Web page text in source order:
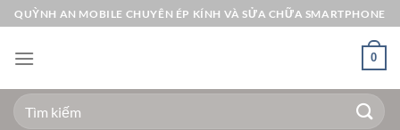
Bỏ
qua
nội
QUỲNH AN MOBILE CHUYÊN ÉP KÍNH VÀ SỬA CHỮA SMARTPHONE
0
Tìm
kiếm: